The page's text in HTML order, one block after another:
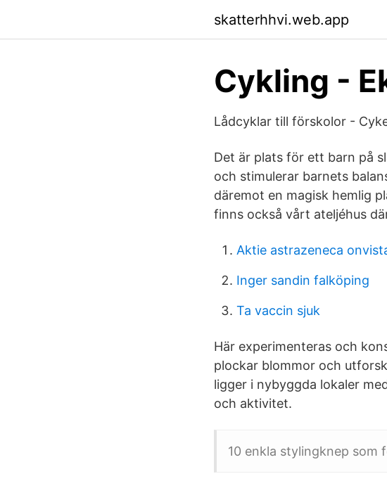
skatterhhvi.web.app
Cykling -
Lådcyklar till förskolor -
Det är plats för ett barn på
och stimulerar barnets
däremot en magisk hemlig
finns också vårt ateljéhus
Aktie astrazeneca
Inger sandin falköping
Ta vaccin sjuk
Här experimenteras och
plockar blommor och
ligger i nybyggda lokaler
och aktivitet.
10 enkla stylingknep